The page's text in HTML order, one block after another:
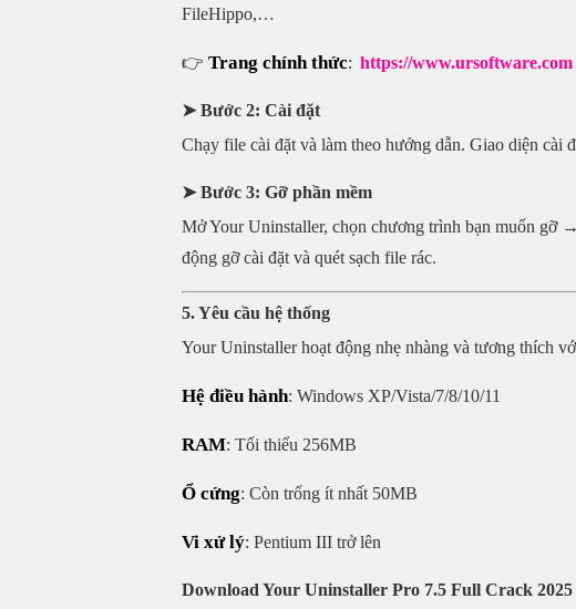
FileHippo,…
👉 Trang chính thức: https://www.ursoftware.com
➤ Bước 2: Cài đặt
Chạy file cài đặt và làm theo hướng dẫn. Giao diện cài
➤ Bước 3: Gỡ phần mềm
Mở Your Uninstaller, chọn chương trình bạn muốn
động gỡ cài đặt và quét sạch file rác.
5. Yêu cầu hệ thống
Your Uninstaller hoạt động nhẹ nhàng và tương thích
Hệ điều hành: Windows XP/Vista/7/8/10/11
RAM: Tối thiểu 256MB
Ổ cứng: Còn trống ít nhất 50MB
Vi xử lý: Pentium III trở lên
Download Your Uninstaller Pro 7.5 Full Crack